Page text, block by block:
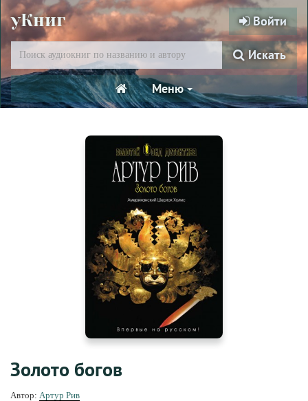
уКниг Войти
Искать
Меню
Золото богов
Автор: Артур Рив